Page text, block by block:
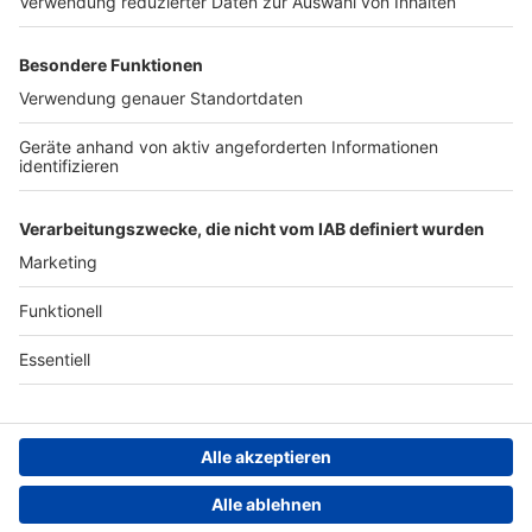
Werben
Archiv
ANTENNE BAYERN GROUP
Stiftung ANTENNE BAYERN
hilft
Teilnahmebedingungen
Grounding Page ANTENNE
BAYERN
Datenschutz­erklärung
einstellungen
Persönliche Datenkontrolle